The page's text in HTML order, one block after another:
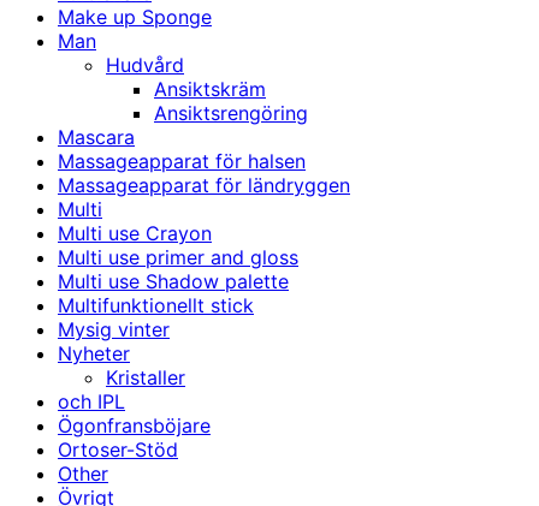
Make up Sponge
Man
Hudvård
Ansiktskräm
Ansiktsrengöring
Mascara
Massageapparat för halsen
Massageapparat för ländryggen
Multi
Multi use Crayon
Multi use primer and gloss
Multi use Shadow palette
Multifunktionellt stick
Mysig vinter
Nyheter
Kristaller
och IPL
Ögonfransböjare
Ortoser-Stöd
Other
Övrigt